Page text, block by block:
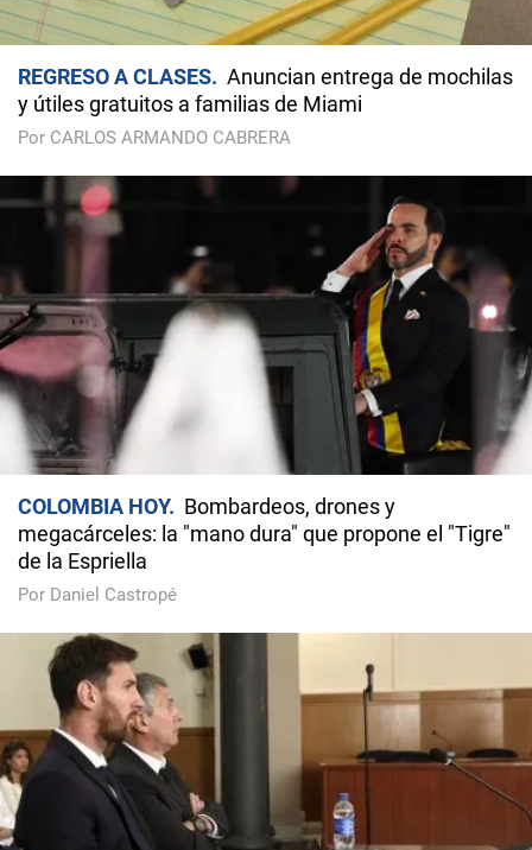
REGRESO A CLASES
Anuncian entrega de mochilas
y útiles gratuitos a familias de Miami
Por CARLOS ARMANDO CABRERA
COLOMBIA HOY
Bombardeos, drones y
megacárceles: la "mano dura" que propone el "Tigre"
de la Espriella
Por Daniel Castropé